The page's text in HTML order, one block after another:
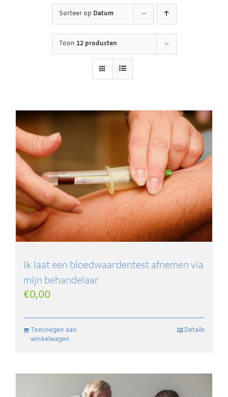
Sorteer op Datum
Toon 12 producten
Ik laat een bloedwaardentest afnemen via
mijn behandelaar
€0,00
Toevoegen aan
winkelwagen
Details